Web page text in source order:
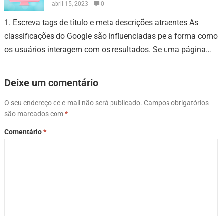
abril 15, 2023 0
1. Escreva tags de título e meta descrições atraentes As
classificações do Google são influenciadas pela forma como
os usuários interagem com os resultados. Se uma página
Deixe um comentário
O seu endereço de e-mail não será publicado. Campos obrigatórios
são marcados com*
Comentário*